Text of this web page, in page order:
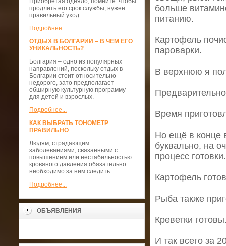
продлить его срок службы, нужен
правильный уход.
Подробнее...
ОТДЫХ В БОЛГАРИИ – В ЧЕМ ЕГО
УНИКАЛЬНОСТЬ?
Болгария – одно из популярных
направлений, поскольку отдых в
Болгарии стоит относительно
недорого, зато предполагает
обширную культурную программу
для детей и взрослых.
Подробнее...
КАК ВЫБРАТЬ ТОНОМЕТР
ПРАВИЛЬНО
Людям, страдающим
заболеваниями, связанными с
повышением или нестабильностью
кровяного давления обязательно
необходимо за ним следить.
Подробнее...
ОБЪЯВЛЕНИЯ
больше
питанию.
Картофель
пароварки.
В верхнюю я
Время
Но ещё в конце
буквально, на
процесс готовки.
Картофель
Рыба также
Креветки
И так всего за